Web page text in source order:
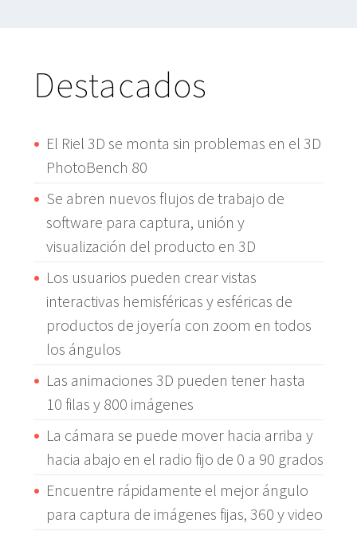
Destacados
El Riel 3D se monta sin problemas en el 3D
PhotoBench 80
Se abren nuevos flujos de trabajo de
software para captura, unión y
visualización del producto en 3D
Los usuarios pueden crear vistas
interactivas hemisféricas y esféricas de
productos de joyería con zoom en todos
los ángulos
Las animaciones 3D pueden tener hasta
10 filas y 800 imágenes
La cámara se puede mover hacia arriba y
hacia abajo en el radio fijo de 0 a 90 grados
Encuentre rápidamente el mejor ángulo
para captura de imágenes fijas, 360 y video